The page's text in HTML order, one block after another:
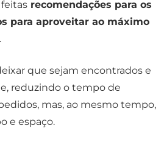
recomendações para os
para aproveitar ao máximo
.
que sejam encontrados e
reduzindo o tempo de
mas, ao mesmo tempo,
e espaço.